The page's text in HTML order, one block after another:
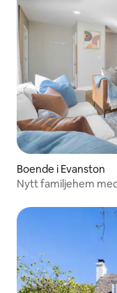
Boende i Evanston
Nytt familjehem